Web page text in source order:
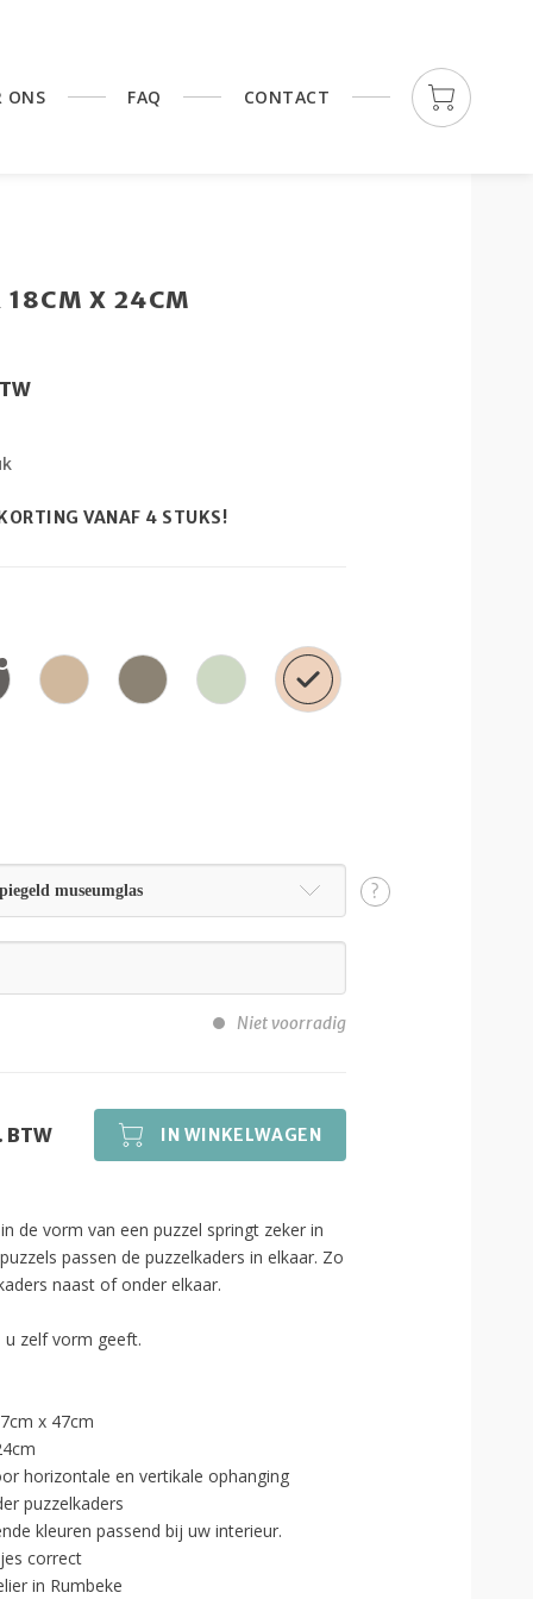
ONS FAQ CONTACT
18CM X 24CM
VANAF 4 STUKS!
museumglas ?
Niet voorradig
IN WINKELWAGEN
de vorm van een puzzel springt zeker in
passen de puzzelkaders in elkaar. Zo
naast of onder elkaar.
u zelf vorm geeft.
x 47cm
horizontale en vertikale ophanging
puzzelkaders
kleuren passend bij uw interieur.
correct
in Rumbeke